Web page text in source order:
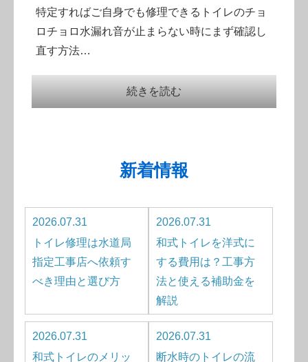
特定すればご自身でも修理できるトイレのチョ
ロチョロ水漏れ音が止まらない時にまず確認し
直す方法…
続きを読む
新着情報
2026.07.31
トイレ修理は水道局
指定工事店へ依頼す
べき理由と選び方
2026.07.31
和式トイレを洋式に
する費用は？工事方
法と使える補助金を
解説
2026.07.31
和式トイレのメリッ
2026.07.31
断水時のトイレの流